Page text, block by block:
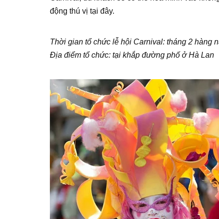
động thú vị tại đây.
Thời gian tổ chức lễ hội Carnival: tháng 2 hàng
Địa điểm tổ chức: tại khắp đường phố ở Hà Lan